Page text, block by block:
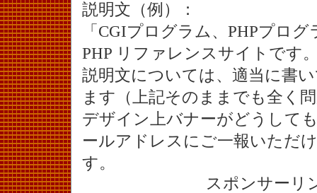
説明文（例）：
「CGIプログラム、PHPプロ
PHP リファレンスサイトです
説明文については、適当に書
ます（上記そのままでも全く
デザイン上バナーがどうして
ールアドレスにご一報いただ
す。
スポンサーリ